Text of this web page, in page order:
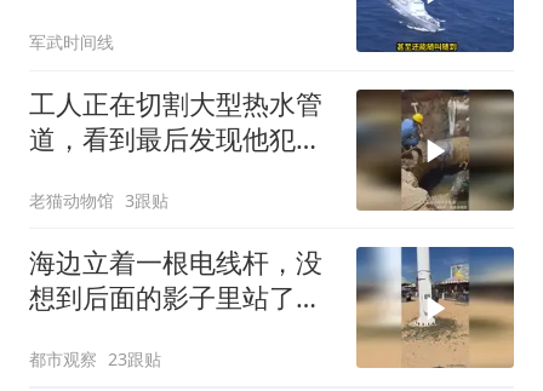
牌有多绝？
军武时间线
工人正在切割大型热水管
道，看到最后发现他犯了
看什么问题！
老猫动物馆 3跟贴
海边立着一根电线杆，没
想到后面的影子里站了一
站一堆燕子一样
都市观察 23跟贴